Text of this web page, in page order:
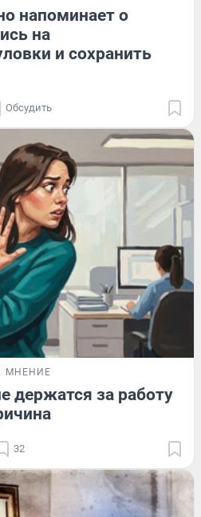
напоминает о
на
и сохранить
Обсудить
МНЕНИЕ
держатся за работу
32